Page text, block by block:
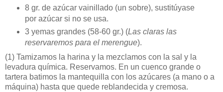
8 gr. de azúcar vainillado (un sobre), sustitúyase
por azúcar si no se usa.
3 yemas grandes (58-60 gr.) (Las claras las
reservaremos para el merengue).
(1) Tamizamos la harina y la mezclamos con la sal y la
levadura química. Reservamos. En un cuenco grande o
tartera batimos la mantequilla con los azúcares (a mano o a
máquina) hasta que quede reblandecida y cremosa.